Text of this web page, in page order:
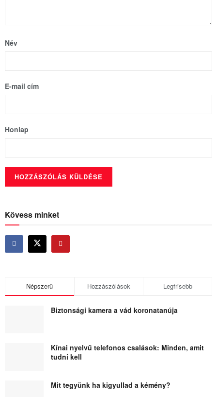
Név
E-mail cím
Honlap
Kövess minket
Népszerű Hozzászólások Legfrisebb
Biztonsági kamera a vád koronatanúja
Kínai nyelvű telefonos csalások: Minden, amit
tudni kell
Mit tegyünk ha kigyullad a kémény?